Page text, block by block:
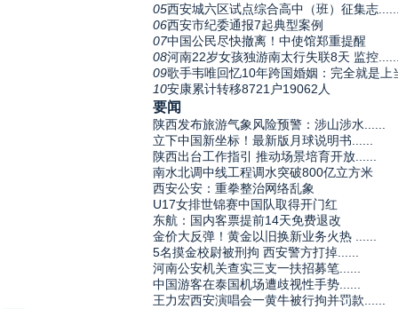
05西安城六区试点综合高中（班）征集志
06西安市纪委通报7起典型案例
07中国公民尽快撤离！中使馆郑重提醒
08河南22岁女孩独游南太行失联8天 监控
09歌手韦唯回忆10年跨国婚姻：完全就是上
10安康累计转移8721户19062人
要闻
陕西发布旅游气象风险预警：涉山涉水......
立下中国新坐标！最新版月球说明书......
陕西出台工作指引 推动场景培育开放......
南水北调中线工程调水突破800亿立方米
西安公安：重拳整治网络乱象
U17女排世锦赛中国队取得开门红
东航：国内客票提前14天免费退改
金价大反弹！黄金以旧换新业务火热 ......
5名摸金校尉被刑拘 西安警方打掉......
河南公安机关查实三支一扶招募笔......
中国游客在泰国机场遭歧视性手势......
王力宏西安演唱会一黄牛被行拘并罚款......